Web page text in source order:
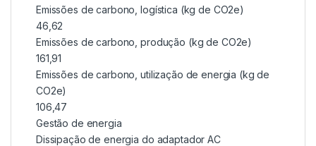
Emissões de carbono, logística (kg de CO2e)
46,62
Emissões de carbono, produção (kg de CO2e)
161,91
Emissões de carbono, utilização de energia (kg de
CO2e)
106,47
Gestão de energia
Dissipação de energia do adaptador AC